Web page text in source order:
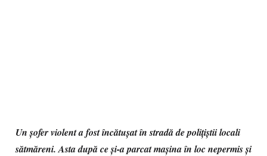
Un șofer violent a fost încătușat în stradă de polițiștii locali
sătmăreni. Asta după ce și-a parcat mașina în loc nepermis și